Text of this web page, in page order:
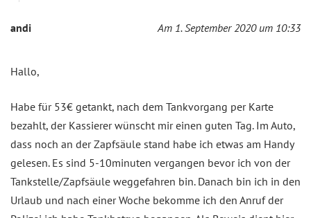
andi Am 1. September 2020 um 10:33
Hallo,
Habe für 53€ getankt, nach dem Tankvorgang per Karte
bezahlt, der Kassierer wünscht mir einen guten Tag. Im Auto,
dass noch an der Zapfsäule stand habe ich etwas am Handy
gelesen. Es sind 5-10minuten vergangen bevor ich von der
Tankstelle/Zapfsäule weggefahren bin. Danach bin ich in den
Urlaub und nach einer Woche bekomme ich den Anruf der